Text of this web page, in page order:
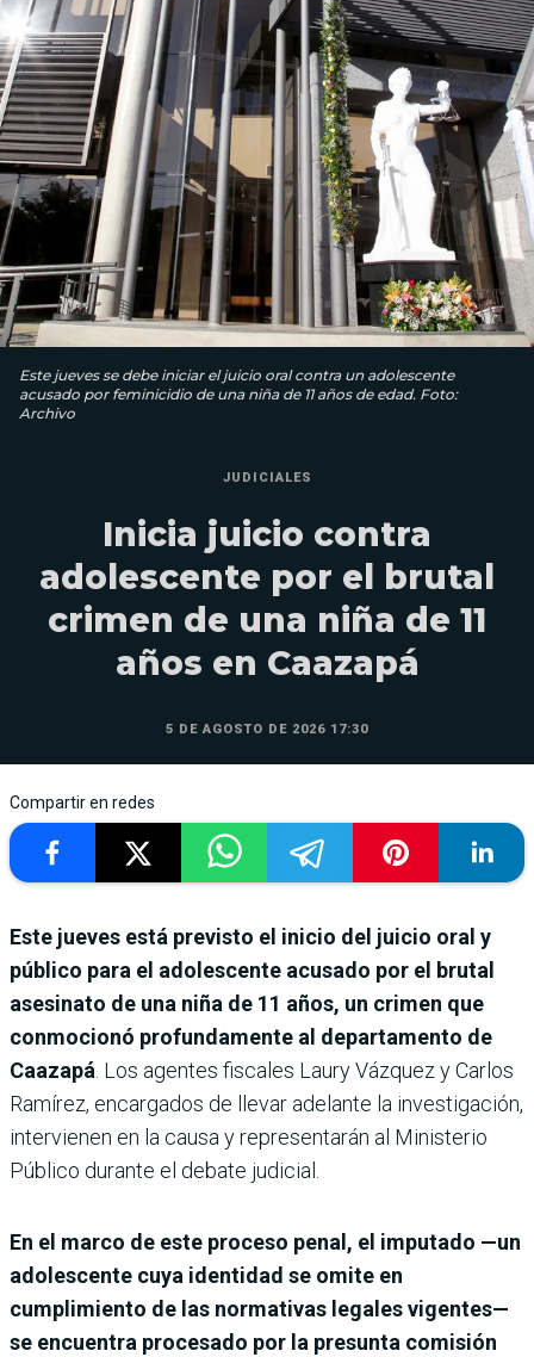
Este jueves se debe iniciar el juicio oral contra un adolescente
acusado por feminicidio de una niña de 11 años de edad. Foto:
Archivo
JUDICIALES
Inicia juicio contra
adolescente por el brutal
crimen de una niña de 11
años en Caazapá
5 DE AGOSTO DE 2026 17:30
Compartir en redes
Este jueves está previsto el inicio del juicio oral y
público para el adolescente acusado por el brutal
asesinato de una niña de 11 años, un crimen que
conmocionó profundamente al departamento de
Caazapá . Los agentes fiscales Laury Vázquez y Carlos
Ramírez, encargados de llevar adelante la investigación,
intervienen en la causa y representarán al Ministerio
Público durante el debate judicial.
En el marco de este proceso penal, el imputado —un
adolescente cuya identidad se omite en
cumplimiento de las normativas legales vigentes—
se encuentra procesado por la presunta comisión